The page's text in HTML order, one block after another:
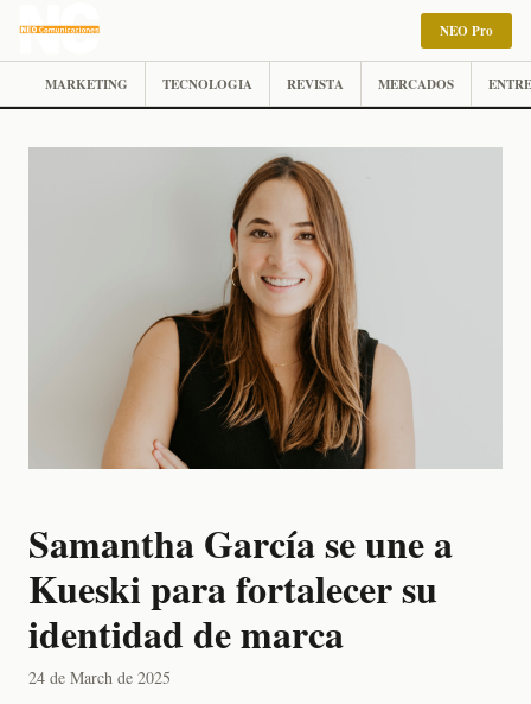
NEO Pro
MARKETING TECNOLOGIA REVISTA MERCADOS
Samantha García se une a
Kueski para fortalecer su
identidad de marca
24 de March de 2025